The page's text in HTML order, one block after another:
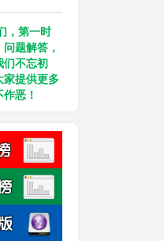
，第一时
题解答，
们不忘初
家提供更多
恶！